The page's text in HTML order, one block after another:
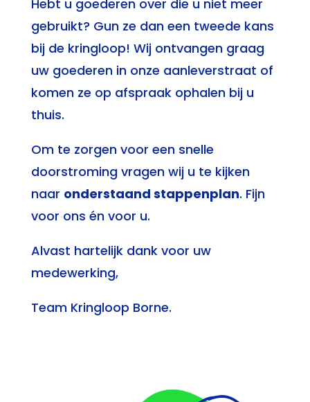
Hebt u goederen over die u niet meer
gebruikt? Gun ze dan een tweede kans
bij de kringloop! Wij ontvangen graag
uw goederen in onze aanleverstraat of
komen ze op afspraak ophalen bij u
thuis.
Om te zorgen voor een snelle
doorstroming vragen wij u te kijken
naar onderstaand stappenplan. Fijn
voor ons én voor u.
Alvast hartelijk dank voor uw
medewerking,
Team Kringloop Borne.